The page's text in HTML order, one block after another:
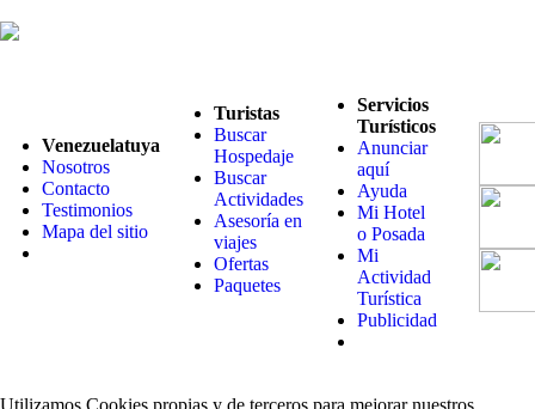
Venezuelatuya
Nosotros
Contacto
Testimonios
Mapa del sitio
Turistas
Buscar
Hospedaje
Buscar
Actividades
Asesoría en
viajes
Ofertas
Paquetes
Servicios
Turísticos
Anunciar
aquí
Ayuda
Mi Hotel
o Posada
Mi
Actividad
Turística
Publicidad
Utilizamos Cookies propias y de terceros para mejorar nuestros